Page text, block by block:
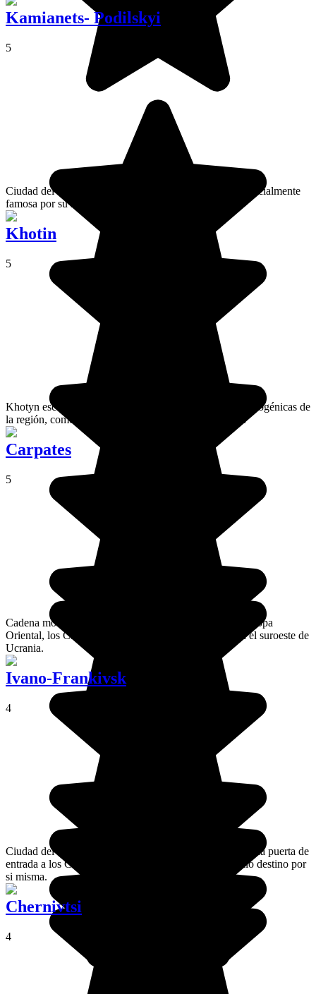
Kamianets- Podilskyi
5
Ciudad del este de Ucrania, Kamianets-Podilskyi es especialmente
famosa por su magnífica fortaleza.
Khotin
5
Khotyn esconde una de las fortalezas medievales más fotogénicas de
la región, como suspendida en su promontorio rocoso.
Carpates
5
Cadena montañosa que atraviesa una buena parte de Europa
Oriental, los Cárpatos desvelan todos sus atractivos en el suroeste de
Ucrania.
Ivano-Frankivsk
4
Ciudad del oeste de Ucrania, Ivano-Frankivsk es una bella puerta de
entrada a los Cárpatos ucranianos pero también un bello destino por
si misma.
Chernivtsi
4